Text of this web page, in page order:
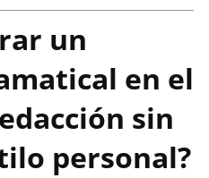
un
en el
sin
personal?